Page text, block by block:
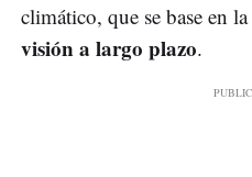
climático, que se base en la
visión a largo plazo.